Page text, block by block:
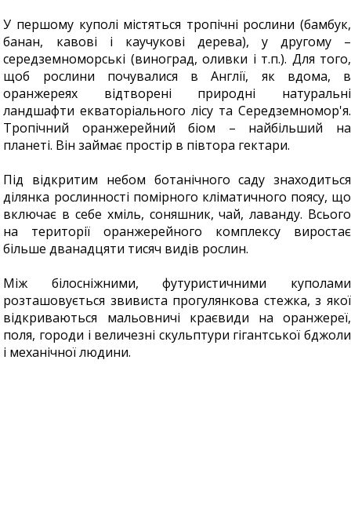
У першому куполі містяться тропічні рослини (бамбук,
банан, кавові і каучукові дерева), у другому –
середземноморські (виноград, оливки і т.п.). Для того,
щоб рослини почувалися в Англії, як вдома, в
оранжереях відтворені природні натуральні
ландшафти екваторіального лісу та Середземномор'я.
Тропічний оранжерейний біом – найбільший на
планеті. Він займає простір в півтора гектари.
Під відкритим небом ботанічного саду знаходиться
ділянка рослинності помірного кліматичного поясу, що
включає в себе хміль, соняшник, чай, лаванду. Всього
на території оранжерейного комплексу виростає
більше дванадцяти тисяч видів рослин.
Між білосніжними, футуристичними куполами
розташовується звивиста прогулянкова стежка, з якої
відкриваються мальовничі краєвиди на оранжереї,
поля, городи і величезні скульптури гігантської бджоли
і механічної людини.